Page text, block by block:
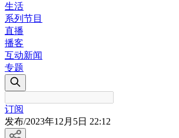
生活
系列节目
直播
播客
互动新闻
专题
订阅
发布/2023年12月5日 22:12